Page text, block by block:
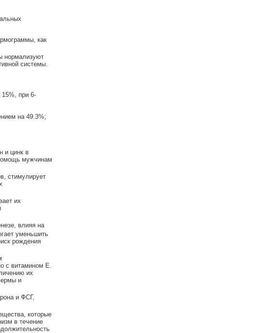
как
нормализуют
системы.
15%, при 6-
на 49.3%;
и цинк в
мужчинам
стимулирует
их
влияя на
уменьшить
рождения
с витамином Е.
их
и
и ФСГ,
которые
в течение